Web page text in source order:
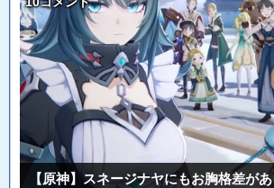
【原神】スネージナヤにもお胸格差が